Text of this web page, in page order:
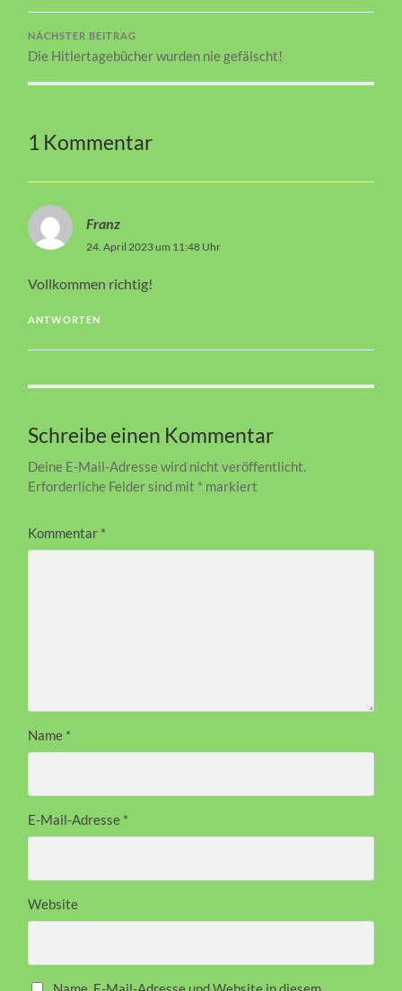
NÄCHSTER BEITRAG
Die Hitlertagebücher wurden nie gefälscht!
1 Kommentar
Franz
24. April 2023 um 11:48 Uhr
Vollkommen richtig!
ANTWORTEN
Schreibe einen Kommentar
Deine E-Mail-Adresse wird nicht veröffentlicht.
Erforderliche Felder sind mit * markiert
Kommentar *
Name *
E-Mail-Adresse *
Website